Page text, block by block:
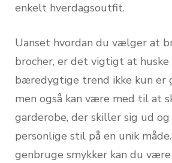
enkelt hverdagsoutfit.
Uanset hvordan du vælger at
brocher, er det vigtigt at huske
bæredygtige trend ikke kun er
men også kan være med til at
garderobe, der skiller sig ud
personlige stil på en unik
genbruge smykker kan du